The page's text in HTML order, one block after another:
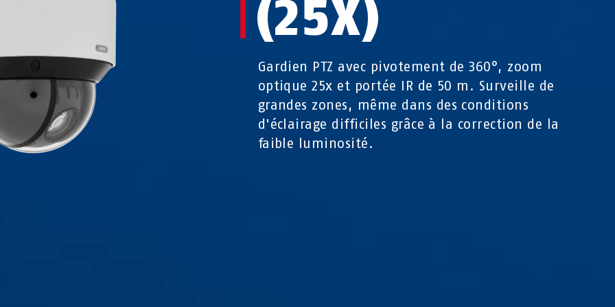
(25X)
Gardien PTZ avec pivotement de 360°, zoom
optique 25x et portée IR de 50 m. Surveille de
grandes zones, même dans des conditions
d'éclairage difficiles grâce à la correction de la
faible luminosité.